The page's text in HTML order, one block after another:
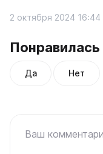
Понравилась
Да Нет
2 октября 2024 16:44
Ваш